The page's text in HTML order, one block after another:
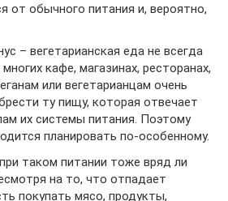
от обычного питания и, вероятно,
– вегетарианская еда не всегда
кафе, магазинах, ресторанах,
или вегетарианцам очень
ту пищу, которая отвечает
их системы питания. Поэтому
планировать по-особенному.
таком питании тоже вряд ли
на то, что отпадает
покупать мясо, продукты,